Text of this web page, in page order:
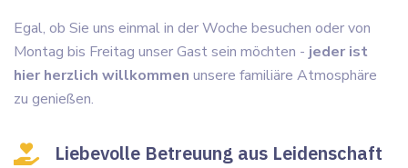
Egal, ob Sie uns einmal in der Woche besuchen oder von
Montag bis Freitag unser Gast sein möchten - jeder ist
hier herzlich willkommen unsere familiäre Atmosphäre
zu genießen.
Liebevolle Betreuung aus Leidenschaft